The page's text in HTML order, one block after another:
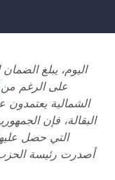
اليوم، يبلغ
على الرغم
الشمالية
البقالة، فإن
التي حصل
أصدرت رئيسة الحزب